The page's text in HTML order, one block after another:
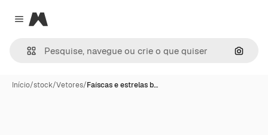
Close menu
Magnific
Início/stock/Vetores/Faíscas e estrelas b…